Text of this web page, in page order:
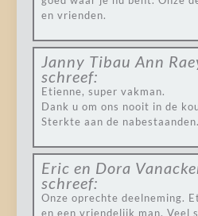
en vrienden.
Janny Tibau Ann
schreef:
Etienne, super vakman.
Dank u om ons nooit in de
Sterkte aan de nabestaanden.
Eric en Dora
schreef:
Onze oprechte deelneming.
en een vriendelijk man. Veel